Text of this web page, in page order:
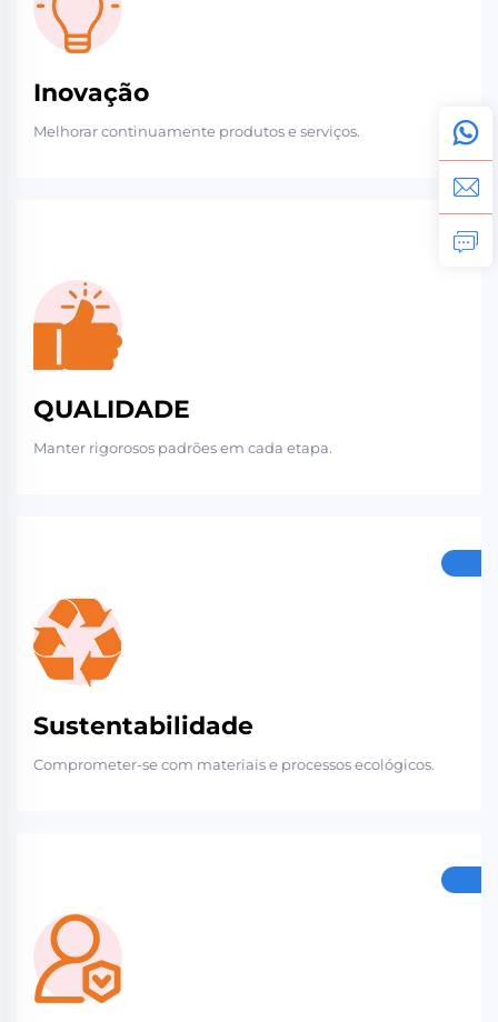
Inovação
Melhorar continuamente produtos e serviços.
QUALIDADE
Manter rigorosos padrões em cada etapa.
Sustentabilidade
Comprometer-se com materiais e processos ecológicos.